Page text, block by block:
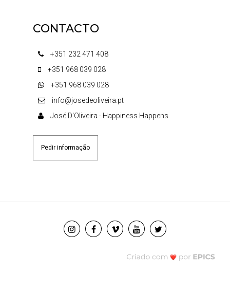
CONTACTO
+351 232 471 408
+351 968 039 028
+351 968 039 028
info@josedeoliveira.pt
José D'Oliveira - Happiness Happens
Pedir informação